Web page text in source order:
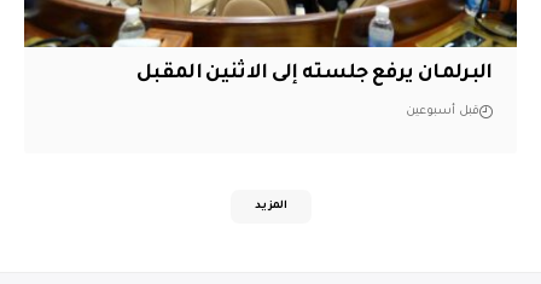
البرلمان يرفع جلسته إلى الاثنين المقبل
قبل أسبوعين
المزيد